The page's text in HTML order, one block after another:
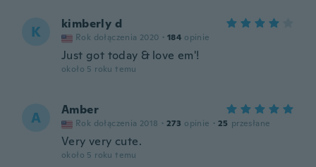
K kimberly d
Rok dołączenia 2020 · 184 opinie
Just got today & love em'!
około 5 roku temu
A Amber
Rok dołączenia 2018 · 273 opinie · 25 przesłane
Very very cute.
około 5 roku temu